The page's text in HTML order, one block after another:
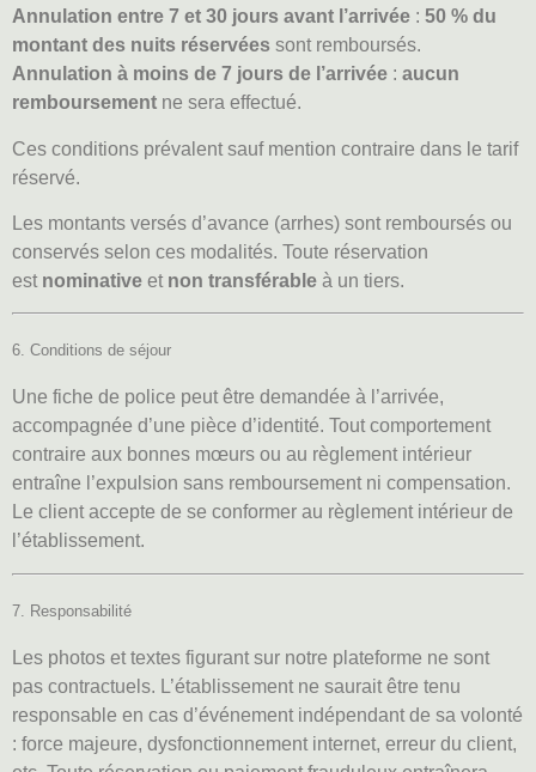
Annulation entre 7 et 30 jours avant l’arrivée : 50 % du
montant des nuits réservées sont remboursés.
Annulation à moins de 7 jours de l’arrivée : aucun
remboursement ne sera effectué.
Ces conditions prévalent sauf mention contraire dans le tarif
réservé.
Les montants versés d’avance (arrhes) sont remboursés ou
conservés selon ces modalités. Toute réservation
est nominative et non transférable à un tiers.
6. Conditions de séjour
Une fiche de police peut être demandée à l’arrivée,
accompagnée d’une pièce d’identité. Tout comportement
contraire aux bonnes mœurs ou au règlement intérieur
entraîne l’expulsion sans remboursement ni compensation.
Le client accepte de se conformer au règlement intérieur de
l’établissement.
7. Responsabilité
Les photos et textes figurant sur notre plateforme ne sont
pas contractuels. L’établissement ne saurait être tenu
responsable en cas d’événement indépendant de sa volonté
: force majeure, dysfonctionnement internet, erreur du client,